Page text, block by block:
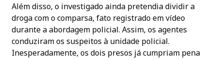
Além disso, o investigado ainda pretendia dividir a
droga com o comparsa, fato registrado em vídeo
durante a abordagem policial. Assim, os agentes
conduziram os suspeitos à unidade policial.
Inesperadamente, os dois presos já cumpriam pena